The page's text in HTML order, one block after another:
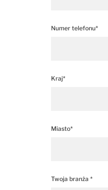
Numer telefonu*
Kraj*
Miasto*
Twoja branża *